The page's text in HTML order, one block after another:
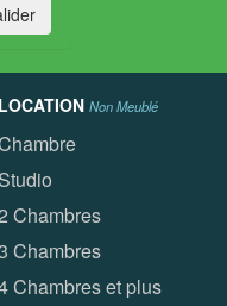
LOCATION Non Meublé
Chambres
Chambres
Chambres et plus